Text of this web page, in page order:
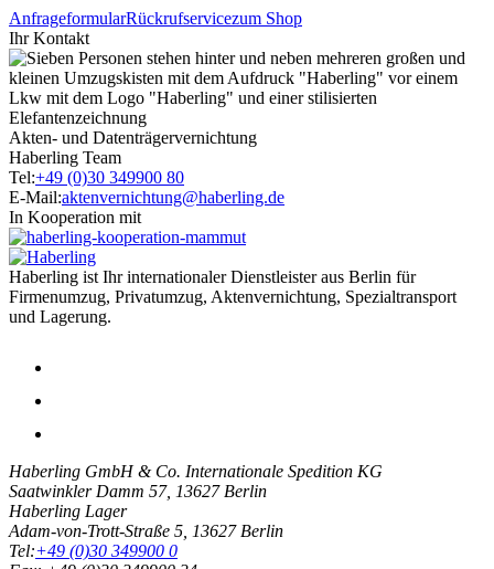
AnfrageformularRückrufservicezum Shop
Ihr Kontakt
Akten- und Datenträgervernichtung
Haberling Team
Tel:+49 (0)30 349900 80
E-Mail:aktenvernichtung@haberling.de
In Kooperation mit
Haberling ist Ihr internationaler Dienstleister aus Berlin für
Firmenumzug, Privatumzug, Aktenvernichtung, Spezialtransport
und Lagerung.
Haberling GmbH & Co. Internationale Spedition KG
Saatwinkler Damm 57, 13627 Berlin
Haberling Lager
Adam-von-Trott-Straße 5, 13627 Berlin
Tel:+49 (0)30 349900 0